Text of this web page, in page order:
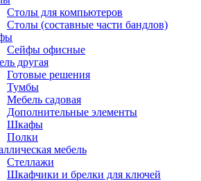
Столы для компьютеров
Столы (составные части бандлов)
Сейфы офисные
другая
Готовые решения
Тумбы
Мебель садовая
Дополнительные элементы
Шкафы
Полки
мебель
Стеллажи
Шкафчики и брелки для ключей